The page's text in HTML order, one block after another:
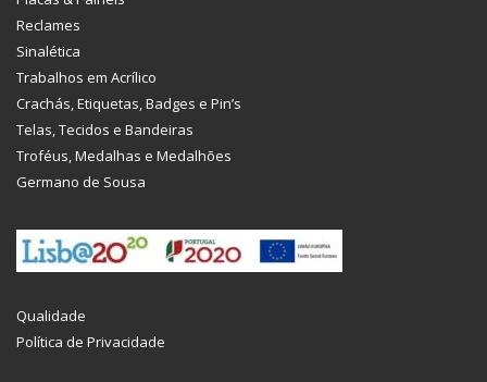
Reclames
Sinalética
Trabalhos em Acrílico
Crachás, Etiquetas, Badges e Pin’s
Telas, Tecidos e Bandeiras
Troféus, Medalhas e Medalhões
Germano de Sousa
Qualidade
Política de Privacidade